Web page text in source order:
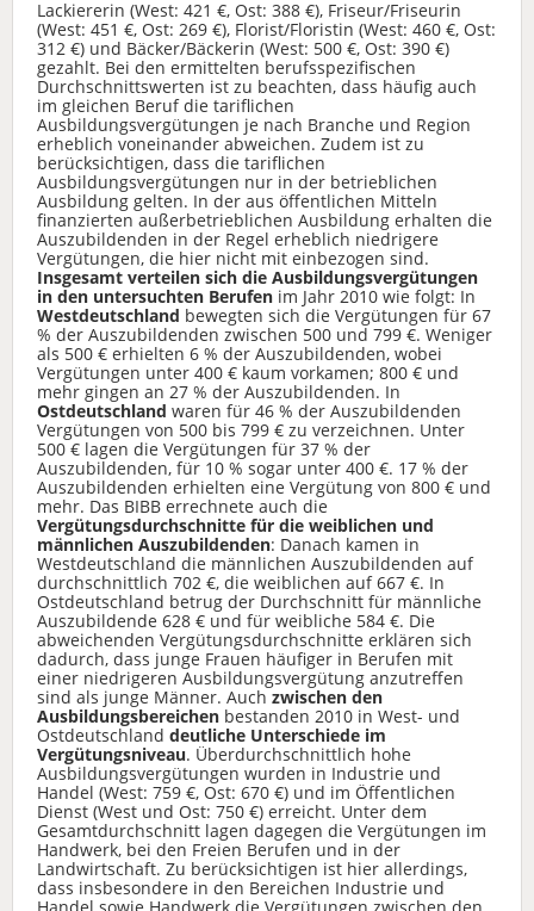
Lackiererin (West: 421 €, Ost: 388 €), Friseur/Friseurin
(West: 451 €, Ost: 269 €), Florist/Floristin (West: 460 €, Ost:
312 €) und Bäcker/Bäckerin (West: 500 €, Ost: 390 €)
gezahlt. Bei den ermittelten berufsspezifischen
Durchschnittswerten ist zu beachten, dass häufig auch
im gleichen Beruf die tariflichen
Ausbildungsvergütungen je nach Branche und Region
erheblich voneinander abweichen. Zudem ist zu
berücksichtigen, dass die tariflichen
Ausbildungsvergütungen nur in der betrieblichen
Ausbildung gelten. In der aus öffentlichen Mitteln
finanzierten außerbetrieblichen Ausbildung erhalten die
Auszubildenden in der Regel erheblich niedrigere
Vergütungen, die hier nicht mit einbezogen sind.
Insgesamt verteilen sich die Ausbildungsvergütungen
in den untersuchten Berufen im Jahr 2010 wie folgt: In
Westdeutschland bewegten sich die Vergütungen für 67
% der Auszubildenden zwischen 500 und 799 €. Weniger
als 500 € erhielten 6 % der Auszubildenden, wobei
Vergütungen unter 400 € kaum vorkamen; 800 € und
mehr gingen an 27 % der Auszubildenden. In
Ostdeutschland waren für 46 % der Auszubildenden
Vergütungen von 500 bis 799 € zu verzeichnen. Unter
500 € lagen die Vergütungen für 37 % der
Auszubildenden, für 10 % sogar unter 400 €. 17 % der
Auszubildenden erhielten eine Vergütung von 800 € und
mehr. Das BIBB errechnete auch die
Vergütungsdurchschnitte für die weiblichen und
männlichen Auszubildenden: Danach kamen in
Westdeutschland die männlichen Auszubildenden auf
durchschnittlich 702 €, die weiblichen auf 667 €. In
Ostdeutschland betrug der Durchschnitt für männliche
Auszubildende 628 € und für weibliche 584 €. Die
abweichenden Vergütungsdurchschnitte erklären sich
dadurch, dass junge Frauen häufiger in Berufen mit
einer niedrigeren Ausbildungsvergütung anzutreffen
sind als junge Männer. Auch zwischen den
Ausbildungsbereichen bestanden 2010 in West- und
Ostdeutschland deutliche Unterschiede im
Vergütungsniveau. Überdurchschnittlich hohe
Ausbildungsvergütungen wurden in Industrie und
Handel (West: 759 €, Ost: 670 €) und im Öffentlichen
Dienst (West und Ost: 750 €) erreicht. Unter dem
Gesamtdurchschnitt lagen dagegen die Vergütungen im
Handwerk, bei den Freien Berufen und in der
Landwirtschaft. Zu berücksichtigen ist hier allerdings,
dass insbesondere in den Bereichen Industrie und